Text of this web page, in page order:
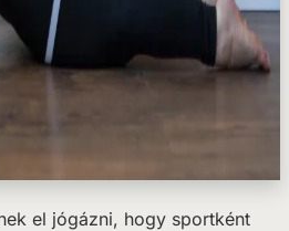
el jógázni, hogy sportként